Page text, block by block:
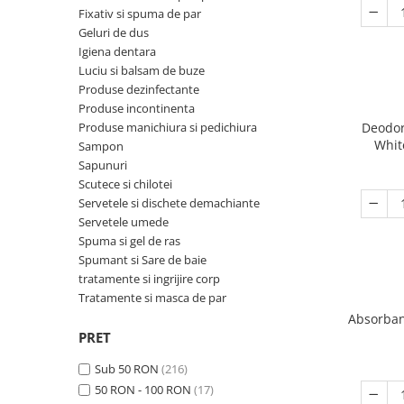
Curatatoare Legume si fructe
Cutii alimentare
Cutite si seturi de cutite
Eletrocasnice bucatarie
Expresoare
Foarfece bucatarie
Forme prajituri
Frapiere si clesti gheata
Genti termo-izolante
Masini de tocat manuale
Oale si cratite
Oale sub presiune
Detergenti Bucatarie
Detergenti Mobila
Detergenti Podele
Detergenti Universali
Dezinfectant toaleta
Dispensere
Folii si pungi alimentare
Inalbitor rufe si apret
Insecticide
Intretinere si cosmetica auto
Manusi unica folosinta
Odorizant camera
Luciu si balsam de buze
Produse dezinfectante
Produse incontinenta
Produse manichiura si pedichiura
Scutece si chilotei
Servetele si dischete demachiante
Servetele umede
Spuma si gel de ras
Spumant si Sare de baie
Fixativ si spuma de par
Geluri de dus
Igiena dentara
Luciu si balsam de buze
Produse dezinfectante
Produse incontinenta
Produse manichiura si pedichiura
Sampon
Sapunuri
Scutece si chilotei
Servetele si dischete demachiante
Servetele umede
Spuma si gel de ras
Spumant si Sare de baie
tratamente si ingrijire corp
Tratamente si masca de par
PRET
Sub 50 RON (216)
50 RON - 100 RON (17)